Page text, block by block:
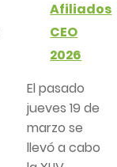
Afiliados
CEO
2026
El pasado
jueves 19 de
marzo se
llevó a cabo